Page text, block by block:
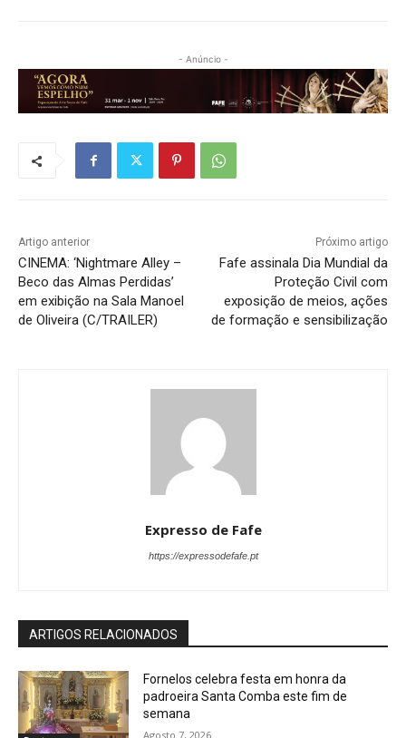
- Anúncio -
Artigo anterior
CINEMA: ‘Nightmare Alley –
Beco das Almas Perdidas’
em exibição na Sala Manoel
de Oliveira (C/TRAILER)
Próximo artigo
Fafe assinala Dia Mundial da
Proteção Civil com
exposição de meios, ações
de formação e sensibilização
Expresso de Fafe
https://expressodefafe.pt
ARTIGOS RELACIONADOS
Fornelos celebra festa em honra da
padroeira Santa Comba este fim de
semana
Agosto 7, 2026